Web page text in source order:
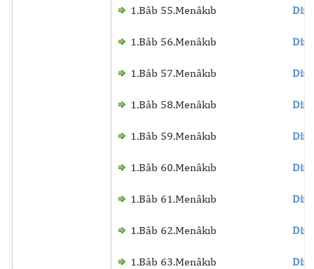
1.Bâb 55.Menâkıb
1.Bâb 56.Menâkıb
1.Bâb 57.Menâkıb
1.Bâb 58.Menâkıb
1.Bâb 59.Menâkıb
1.Bâb 60.Menâkıb
1.Bâb 61.Menâkıb
1.Bâb 62.Menâkıb
1.Bâb 63.Menâkıb